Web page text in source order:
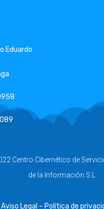
Eduardo
Centro Cibernético de
de la Información S.L
Aviso Legal – Política de